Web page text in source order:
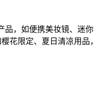
品，如便携美妆镜、迷你
花限定、夏日清凉用品，